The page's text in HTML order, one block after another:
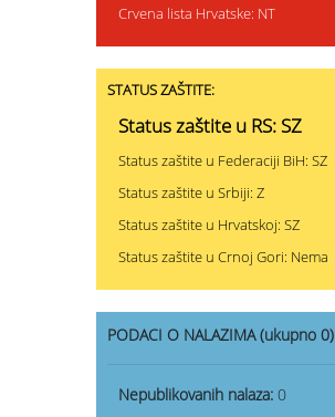
Crvena lista Hrvatske: NT
STATUS ZAŠTITE:
Status zaštite u RS: SZ
Status zaštite u Federaciji BiH: SZ
Status zaštite u Srbiji: Z
Status zaštite u Hrvatskoj: SZ
Status zaštite u Crnoj Gori: Nema
PODACI O NALAZIMA (ukupno 0)
Nepublikovanih nalaza: 0